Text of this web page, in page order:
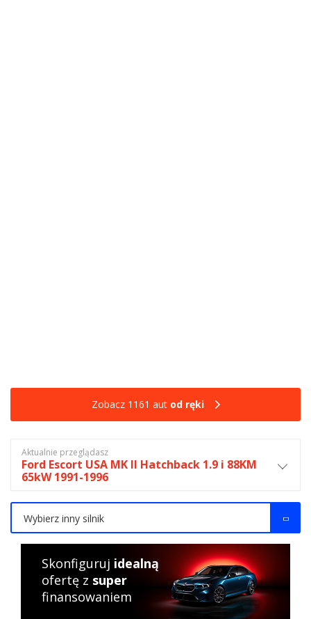
Zobacz 1161 aut od ręki
Aktualnie przeglądasz
Ford Escort USA MK II Hatchback 1.9 i 88KM
65kW 1991-1996
Wybierz inny silnik
Skonfiguruj idealną
ofertę z super
finansowaniem